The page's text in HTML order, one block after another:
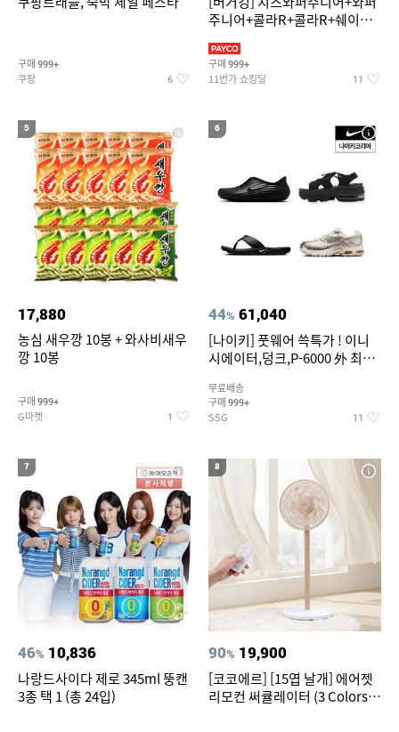
구매 999+
쿠팡 6
주니어+콜라R+콜라R+쉐이킹
구매 999+
11번가 쇼킹딜 11
5
17,880
농심 새우깡 10봉 + 와사비새우
깡 10봉
구매 999+
G마켓 1
6
44% 61,040
[나이키] 풋웨어 쓱특가 ! 이니
시에이터,덩크,P-6000 外 최대
무료배송
구매 999+
SSG 11
7
46% 10,836
나랑드사이다 제로 345ml 뚱캔
3종 택 1 (총 24입)
8
90% 19,900
[코코에르] [15엽 날개] 에어젯
리모컨 써큘레이터 (3 Colors